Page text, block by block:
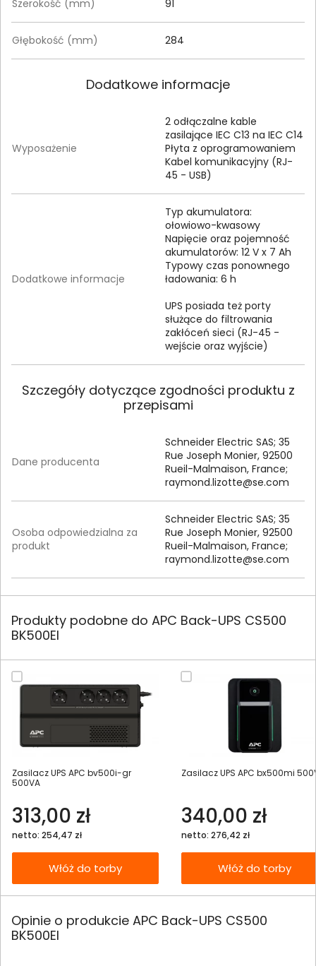
Szerokość (mm) 91
Głębokość (mm) 284
Dodatkowe informacje
Wyposażenie
2 odłączalne kable
zasilające IEC C13 na IEC C14
Płyta z oprogramowaniem
Kabel komunikacyjny (RJ-
45 - USB)
Dodatkowe informacje
Typ akumulatora:
ołowiowo-kwasowy
Napięcie oraz pojemność
akumulatorów: 12 V x 7 Ah
Typowy czas ponownego
ładowania: 6 h
UPS posiada też porty
służące do filtrowania
zakłóceń sieci (RJ-45 -
wejście oraz wyjście)
Szczegóły dotyczące zgodności produktu z
przepisami
Dane producenta
Schneider Electric SAS; 35
Rue Joseph Monier, 92500
Rueil-Malmaison, France;
raymond.lizotte@se.com
Osoba odpowiedzialna za
produkt
Schneider Electric SAS; 35
Rue Joseph Monier, 92500
Rueil-Malmaison, France;
raymond.lizotte@se.com
Produkty podobne do APC Back-UPS CS500
BK500EI
Zasilacz UPS APC bv500i-gr
500VA
313,00 zł
netto: 254,47 zł
Włóż do torby
Zasilacz UPS APC bx500mi
340,00 zł
netto: 276,42 zł
Włóż do torby
Opinie o produkcie APC Back-UPS CS500
BK500EI